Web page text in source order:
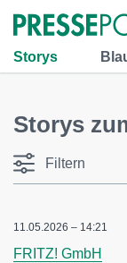
Storys
Storys
Filtern
11.05.2026 – 14:21
FRITZ! GmbH